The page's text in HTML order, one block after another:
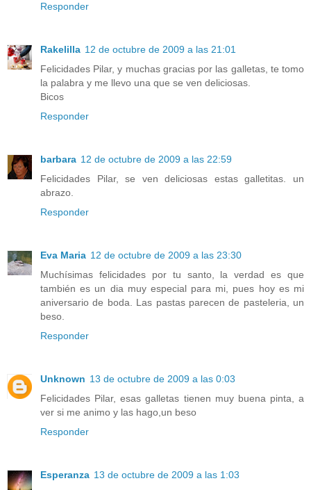
Responder
Rakelilla 12 de octubre de 2009 a las 21:01
Felicidades Pilar, y muchas gracias por las galletas, te tomo
la palabra y me llevo una que se ven deliciosas.
Bicos
Responder
barbara 12 de octubre de 2009 a las 22:59
Felicidades Pilar, se ven deliciosas estas galletitas. un
abrazo.
Responder
Eva Maria 12 de octubre de 2009 a las 23:30
Muchísimas felicidades por tu santo, la verdad es que
también es un dia muy especial para mi, pues hoy es mi
aniversario de boda. Las pastas parecen de pasteleria, un
beso.
Responder
Unknown 13 de octubre de 2009 a las 0:03
Felicidades Pilar, esas galletas tienen muy buena pinta, a
ver si me animo y las hago,un beso
Responder
Esperanza 13 de octubre de 2009 a las 1:03